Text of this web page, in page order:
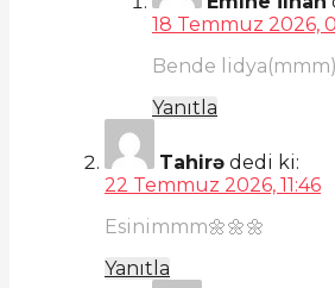
18 Temmuz 2026,
Bende lidya(mmm)
Yanıtla
Tahirə dedi ki:
22 Temmuz 2026, 11:46
Esinimmm🌼🌼🌼
Yanıtla